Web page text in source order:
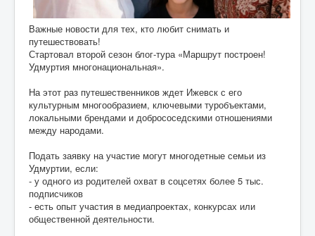
Важные новости для тех, кто любит снимать и
путешествовать!
Стартовал второй сезон блог-тура «Маршрут построен!
Удмуртия многонациональная».
На этот раз путешественников ждет Ижевск с его
культурным многообразием, ключевыми туробъектами,
локальными брендами и добрососедскими отношениями
между народами.
Подать заявку на участие могут многодетные семьи из
Удмуртии, если:
- у одного из родителей охват в соцсетях более 5 тыс.
подписчиков
- есть опыт участия в медиапроектах, конкурсах или
общественной деятельности.